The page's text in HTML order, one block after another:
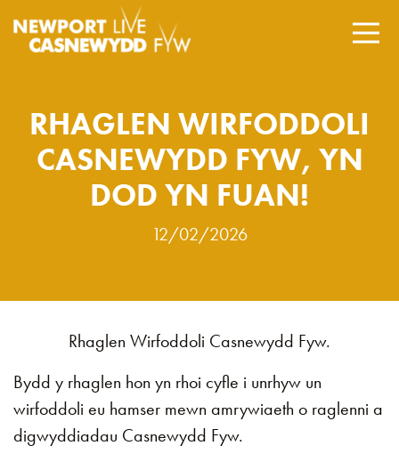
RHAGLEN WIRFODDOLI
CASNEWYDD FYW, YN
DOD YN FUAN!
12/02/2026
Rhaglen Wirfoddoli Casnewydd Fyw.
Bydd y rhaglen hon yn rhoi cyfle i unrhyw un
wirfoddoli eu hamser mewn amrywiaeth o raglenni a
digwyddiadau Casnewydd Fyw.